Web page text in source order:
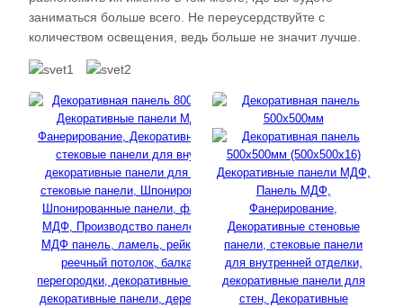
заниматься больше всего. Не переусердствуйте с
количеством освещения, ведь больше не значит лучше.